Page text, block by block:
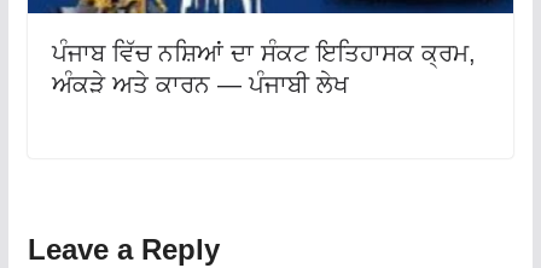
ਪੰਜਾਬ ਵਿੱਚ ਨਸ਼ਿਆਂ ਦਾ ਸੰਕਟ ਇਤਿਹਾਸਕ ਕ੍ਰਮ,
ਅੰਕੜੇ ਅਤੇ ਕਾਰਨ — ਪੰਜਾਬੀ ਲੇਖ
Leave a Reply